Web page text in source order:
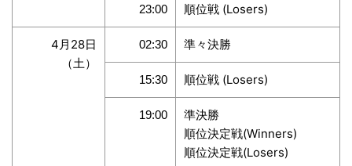
23:00 順位戦 (Losers)
4月28日
（土）
02:30 準々決勝
15:30 順位戦 (Losers)
19:00
準決勝
順位決定戦(Winners)
順位決定戦(Losers)